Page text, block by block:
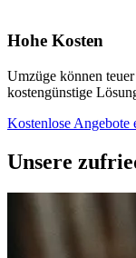
Hohe Kosten
Umzüge können
kostengünstige
Kostenlose Angebote
Unsere